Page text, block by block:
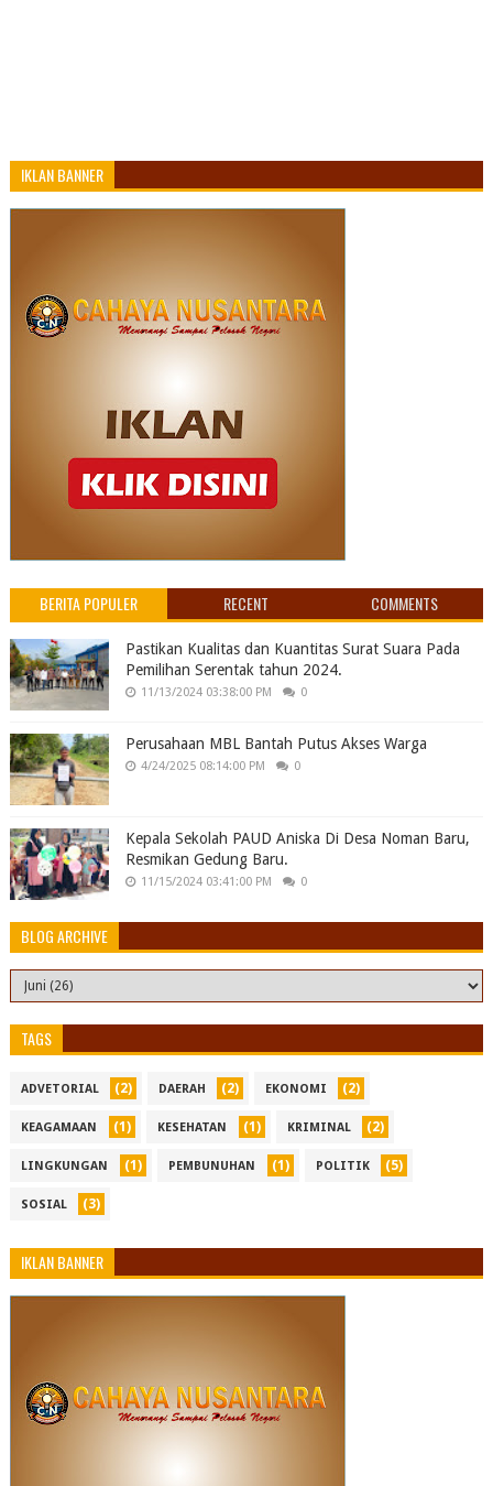
IKLAN BANNER
BERITA POPULER RECENT COMMENTS
Pastikan Kualitas dan Kuantitas Surat Suara Pada
Pemilihan Serentak tahun 2024.
11/13/2024 03:38:00 PM 0
Perusahaan MBL Bantah Putus Akses Warga
4/24/2025 08:14:00 PM 0
Kepala Sekolah PAUD Aniska Di Desa Noman Baru,
Resmikan Gedung Baru.
11/15/2024 03:41:00 PM 0
BLOG ARCHIVE
TAGS
ADVETORIAL (2) DAERAH (2) EKONOMI (2)
KEAGAMAAN (1) KESEHATAN (1) KRIMINAL (2)
LINGKUNGAN (1) PEMBUNUHAN (1) POLITIK (5)
SOSIAL (3)
IKLAN BANNER